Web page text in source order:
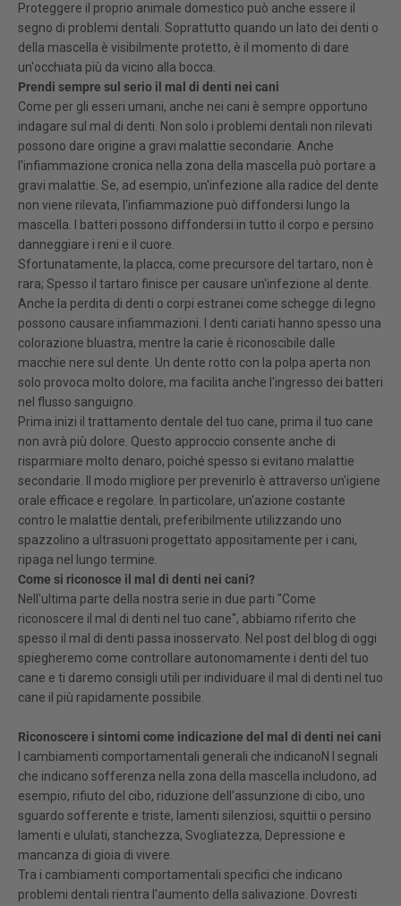
Proteggere il proprio animale domestico può anche essere il
segno di problemi dentali. Soprattutto quando un lato dei denti o
della mascella è visibilmente protetto, è il momento di dare
un'occhiata più da vicino alla bocca.
Prendi sempre sul serio il mal di denti nei cani
Come per gli esseri umani, anche nei cani è sempre opportuno
indagare sul mal di denti. Non solo i problemi dentali non rilevati
possono dare origine a gravi malattie secondarie. Anche
l'infiammazione cronica nella zona della mascella può portare a
gravi malattie. Se, ad esempio, un'infezione alla radice del dente
non viene rilevata, l'infiammazione può diffondersi lungo la
mascella. I batteri possono diffondersi in tutto il corpo e persino
danneggiare i reni e il cuore.
Sfortunatamente, la placca, come precursore del tartaro, non è
rara; Spesso il tartaro finisce per causare un'infezione al dente.
Anche la perdita di denti o corpi estranei come schegge di legno
possono causare infiammazioni. I denti cariati hanno spesso una
colorazione bluastra, mentre la carie è riconoscibile dalle
macchie nere sul dente. Un dente rotto con la polpa aperta non
solo provoca molto dolore, ma facilita anche l'ingresso dei batteri
nel flusso sanguigno.
Prima inizi il trattamento dentale del tuo cane, prima il tuo cane
non avrà più dolore. Questo approccio consente anche di
risparmiare molto denaro, poiché spesso si evitano malattie
secondarie. Il modo migliore per prevenirlo è attraverso un'igiene
orale efficace e regolare. In particolare, un'azione costante
contro le malattie dentali, preferibilmente utilizzando uno
spazzolino a ultrasuoni progettato appositamente per i cani,
ripaga nel lungo termine.
Come si riconosce il mal di denti nei cani?
Nell'ultima parte della nostra serie in due parti "Come
riconoscere il mal di denti nel tuo cane", abbiamo riferito che
spesso il mal di denti passa inosservato. Nel post del blog di oggi
spiegheremo come controllare autonomamente i denti del tuo
cane e ti daremo consigli utili per individuare il mal di denti nel tuo
cane il più rapidamente possibile.
Riconoscere i sintomi come indicazione del mal di denti nei cani
I cambiamenti comportamentali generali che indicanoN
I segnali
che indicano sofferenza nella zona della mascella includono, ad
esempio, rifiuto del cibo, riduzione dell'assunzione di cibo, uno
sguardo sofferente e triste, lamenti silenziosi, squittii o persino
lamenti e ululati, stanchezza, Svogliatezza, Depressione e
mancanza di gioia di vivere.
Tra i cambiamenti comportamentali specifici che indicano
problemi dentali rientra l'aumento della salivazione. Dovresti